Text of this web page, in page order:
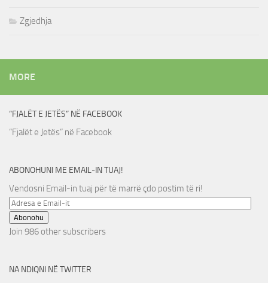
Zgjedhja
MORE
“FJALËT E JETËS” NË FACEBOOK
“Fjalët e Jetës” në Facebook
ABONOHUNI ME EMAIL-IN TUAJ!
Vendosni Email-in tuaj për të marrë çdo postim të ri!
Adresa
e
Email-
Abonohu
Join 986 other subscribers
NA NDIQNI NË TWITTER